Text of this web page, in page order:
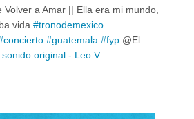
Volver a Amar || Ella era mi mundo,
vida #tronodemexico
#guatemala #fyp @El
original - Leo V.